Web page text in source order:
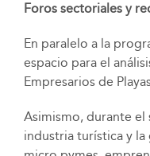
Foros sectoriales y
En paralelo a la
espacio para el
Empresarios de
Asimismo, durante el
industria turística y la